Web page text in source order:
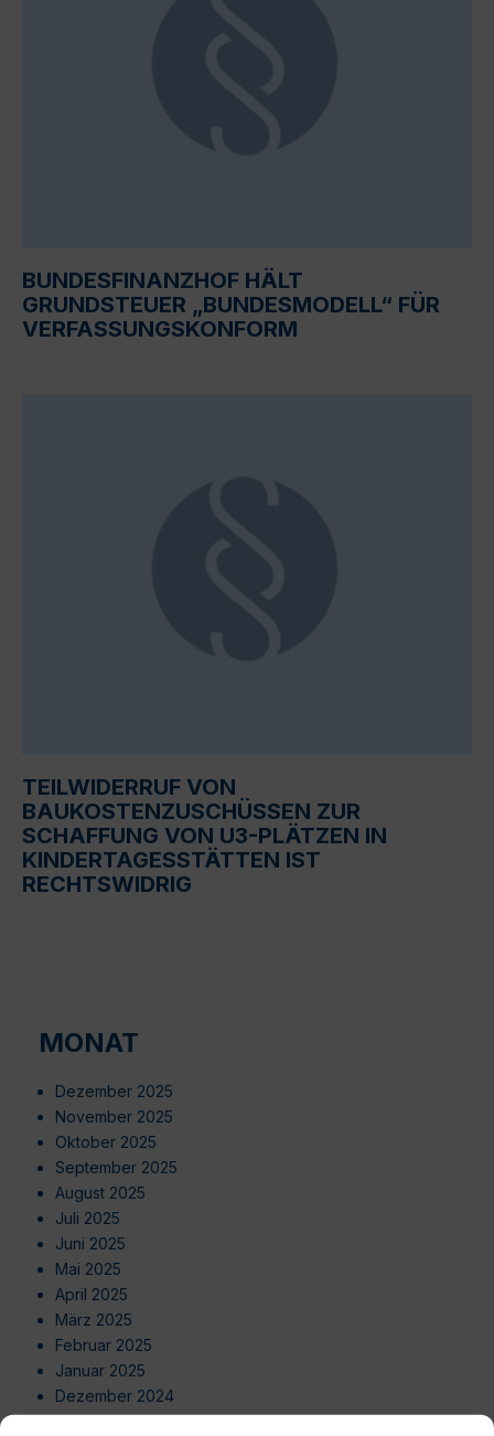
BUNDESFINANZHOF HÄLT
GRUNDSTEUER „BUNDESMODELL“ FÜR
VERFASSUNGSKONFORM
TEILWIDERRUF VON
BAUKOSTENZUSCHÜSSEN ZUR
SCHAFFUNG VON U3-PLÄTZEN IN
KINDERTAGESSTÄTTEN IST
RECHTSWIDRIG
MONAT
Dezember 2025
November 2025
Oktober 2025
September 2025
August 2025
Juli 2025
Juni 2025
Mai 2025
April 2025
März 2025
Februar 2025
Januar 2025
Dezember 2024
November 2024